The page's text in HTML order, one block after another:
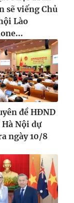
sẽ viếng Chủ
Lào
đề HĐND
Nội dự
ngày 10/8